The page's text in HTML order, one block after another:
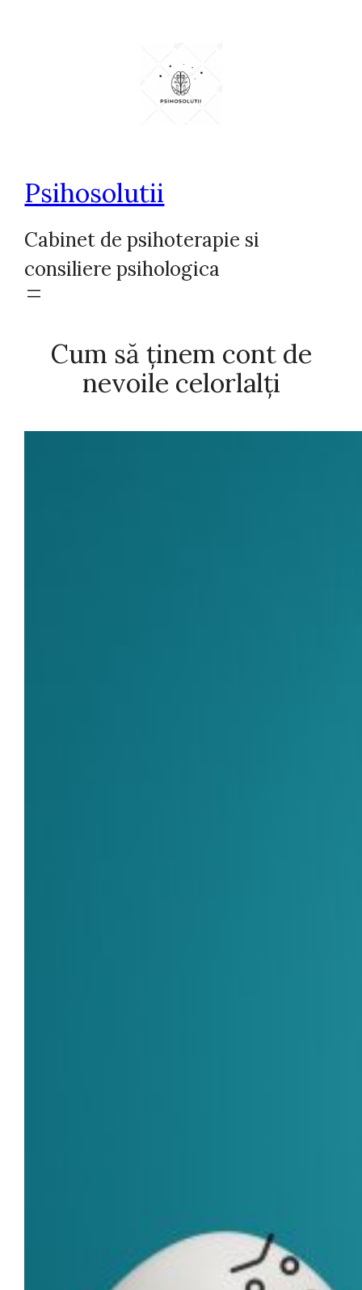
Psihosolutii
Cabinet de psihoterapie si
consiliere psihologica
Cum să ținem cont de
nevoile celorlalți